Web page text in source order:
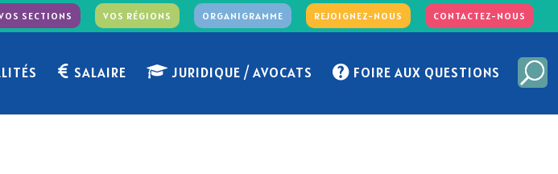
SECTIONS VOS RÉGIONS ORGANIGRAMME REJOIGNEZ-NOUS CONTACTEZ-NOUS
SALAIRE JURIDIQUE / AVOCATS FOIRE AUX QUESTIONS